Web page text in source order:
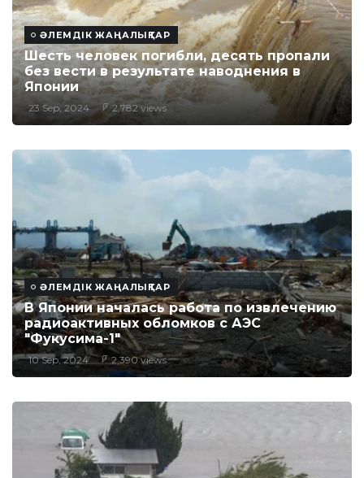
ӘЛЕМДІК ЖАҢАЛЫҚТАР
Шесть человек погибли, десять пропали
без вести в результате наводнения в
Японии
23 Sep, 2024 2,782 views
ӘЛЕМДІК ЖАҢАЛЫҚТАР
В Японии началась работа по извлечению
радиоактивных обломков с АЭС
"Фукусима-1"
10 Sep, 2024 2,390 views